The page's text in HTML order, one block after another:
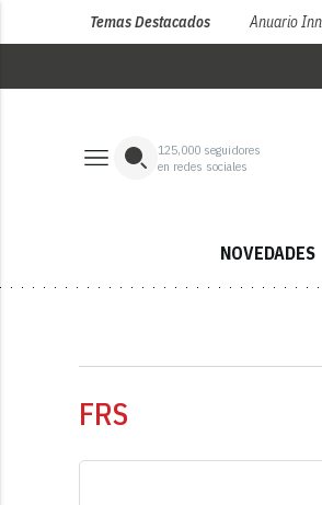
Temas Destacados Anuario
125,000 seguidores
en redes sociales
NOVEDADES
FRS